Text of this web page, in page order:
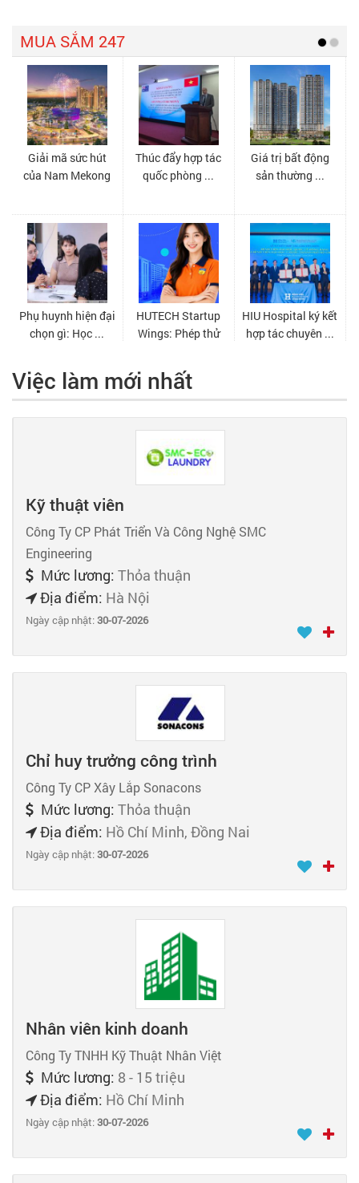
Việc làm mới nhất
Kỹ thuật viên
Công Ty CP Phát Triển Và Công Nghệ SMC
Engineering
Mức lương: Thỏa thuận
Địa điểm: Hà Nội
Ngày cập nhật:30-07-2026
Chỉ huy trưởng công trình
Công Ty CP Xây Lắp Sonacons
Mức lương: Thỏa thuận
Địa điểm: Hồ Chí Minh, Đồng Nai
Ngày cập nhật:30-07-2026
Nhân viên kinh doanh
Công Ty TNHH Kỹ Thuật Nhân Việt
Mức lương: 8 - 15 triệu
Địa điểm: Hồ Chí Minh
Ngày cập nhật:30-07-2026